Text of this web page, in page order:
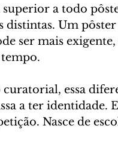
superior a todo
distintas. Um
ser mais exigente,
essa
a ter identidade.
Nasce de